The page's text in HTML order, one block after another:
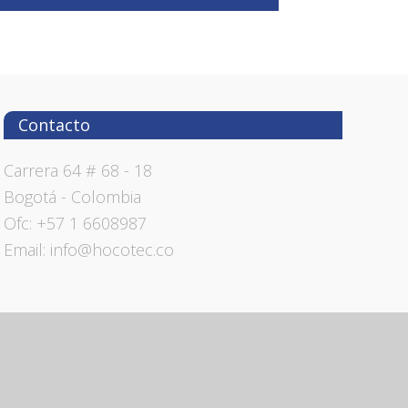
Contacto
Carrera 64 # 68 - 18
Bogotá - Colombia
Ofc: +57 1 6608987
Email: info@hocotec.co